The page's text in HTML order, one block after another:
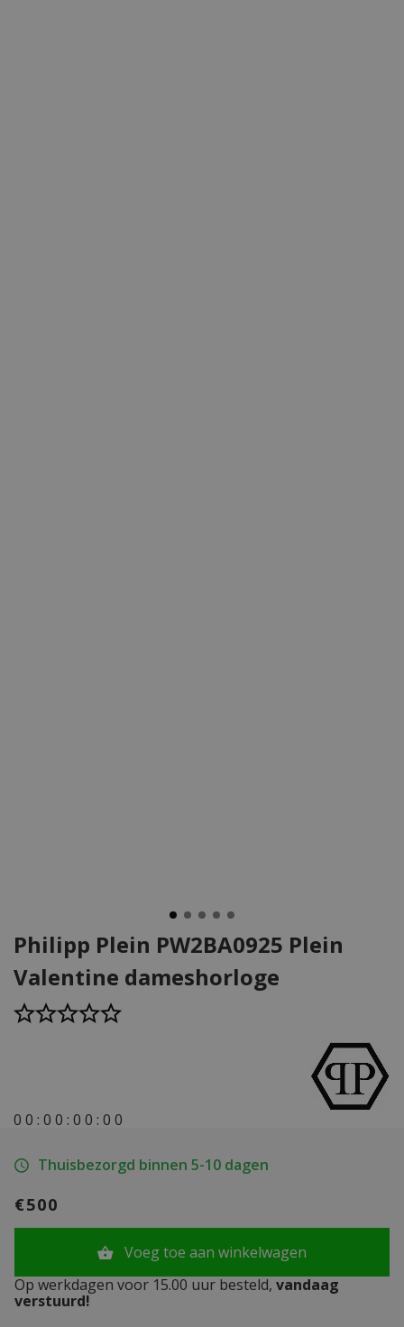
Philipp Plein PW2BA0925 Plein
Valentine dameshorloge
0 0 : 0 0 : 0 0 : 0 0
Thuisbezorgd binnen 5-10 dagen
€500
Voeg toe aan winkelwagen
Op werkdagen voor 15.00 uur besteld, vandaag
verstuurd!